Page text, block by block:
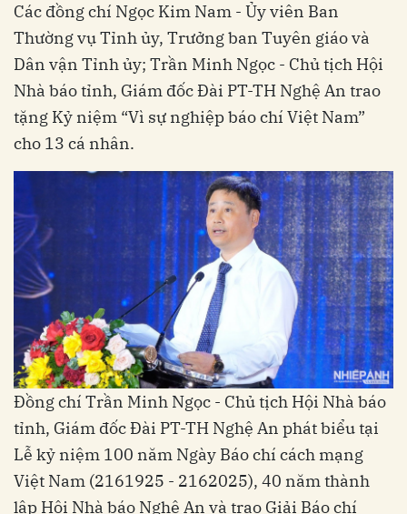
Các đồng chí Ngọc Kim Nam - Ủy viên Ban
Thường vụ Tỉnh ủy, Trưởng ban Tuyên giáo và
Dân vận Tỉnh ủy; Trần Minh Ngọc - Chủ tịch Hội
Nhà báo tỉnh, Giám đốc Đài PT-TH Nghệ An trao
tặng Kỷ niệm “Vì sự nghiệp báo chí Việt Nam”
cho 13 cá nhân.
Đồng chí Trần Minh Ngọc - Chủ tịch Hội Nhà báo
tỉnh, Giám đốc Đài PT-TH Nghệ An phát biểu tại
Lễ kỷ niệm 100 năm Ngày Báo chí cách mạng
Việt Nam (2161925 - 2162025), 40 năm thành
lập Hội Nhà báo Nghệ An và trao Giải Báo chí